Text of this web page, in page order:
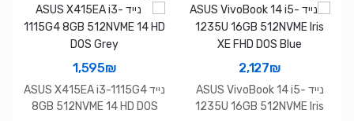
2,127₪
נייד ASUS VivoBook 14 i5-
1235U 16GB 512NVME Iris
1,595₪
נייד ASUS X415EA i3-1115G4
8GB 512NVME 14 HD DOS